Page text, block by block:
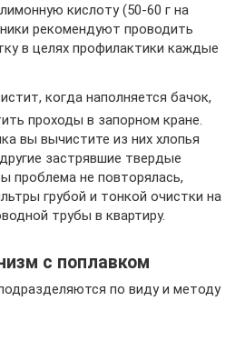
кислоту (50-60 г на
рекомендуют проводить
в целях профилактики каждые
когда наполняется бачок,
проходы в запорном кране.
вы вычистите из них хлопья
застрявшие твердые
проблема не повторялась,
грубой и тонкой очистки на
трубы в квартиру.
с поплавком
по виду и методу